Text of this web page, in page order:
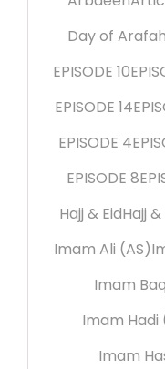
Day of Arafah
EPISODE 10
EPISODE 14
EPISODE 4
EPISODE 8
Hajj & EidHajj
Imam Ali (AS)
Imam
Imam Hadi
Imam